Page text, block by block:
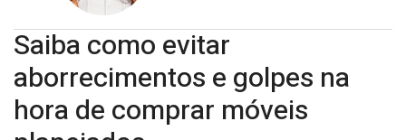
Saiba como evitar
aborrecimentos e golpes na
hora de comprar móveis